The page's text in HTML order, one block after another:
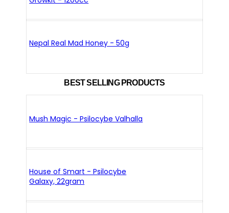
Nepal Real Mad Honey - 50g
BEST SELLING PRODUCTS
Mush Magic - Psilocybe Valhalla
House of Smart - Psilocybe
Galaxy, 22gram